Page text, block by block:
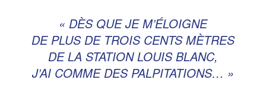
« DÈS QUE JE M’ÉLOIGNE
DE PLUS DE TROIS CENTS MÈTRES
DE LA STATION LOUIS BLANC,
J’AI COMME DES PALPITATIONS… »